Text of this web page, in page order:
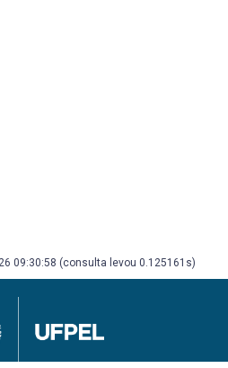
09:30:58 (consulta levou 0.125161s)